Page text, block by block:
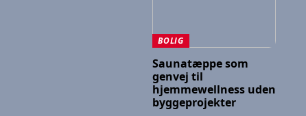
BOLIG
Saunatæppe som
genvej til
hjemmewellness uden
byggeprojekter